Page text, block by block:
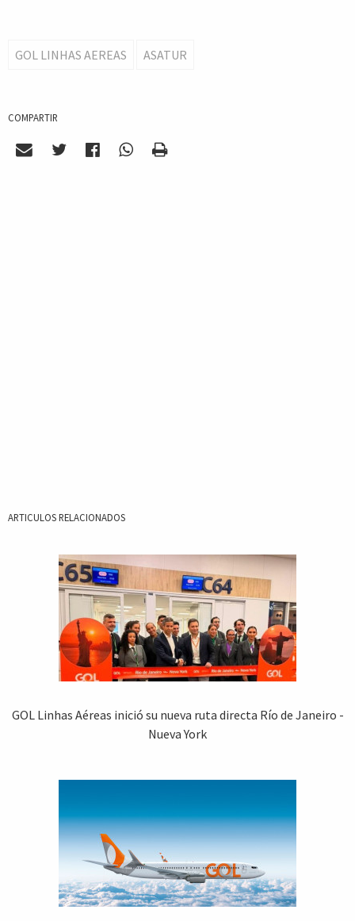
GOL LINHAS AEREAS ASATUR
COMPARTIR
ARTICULOS RELACIONADOS
GOL Linhas Aéreas inició su nueva ruta directa Río de Janeiro -
Nueva York